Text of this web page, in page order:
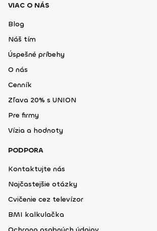
VIAC O NÁS
Blog
Náš tím
Úspešné príbehy
O nás
Cenník
Zľava 20% s UNION
Pre firmy
Vízia a hodnoty
PODPORA
Kontaktujte nás
Najčastejšie otázky
Cvičenie cez televízor
BMI kalkulačka